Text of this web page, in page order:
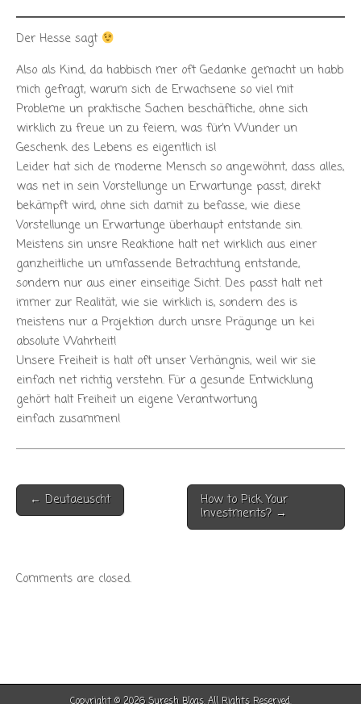
Der Hesse sagt
Also als Kind, da habbisch mer oft Gedanke gemacht un habb
mich gefragt, warum sich de Erwachsene so viel mit
Probleme un praktische Sachen beschäftiche, ohne sich
wirklich zu freue un zu feiern, was für’n Wunder un
Geschenk des Lebens es eigentlich is!
Leider hat sich de moderne Mensch so angewöhnt, dass alles,
was net in sein Vorstellunge un Erwartunge passt, direkt
bekämpft wird, ohne sich damit zu befasse, wie diese
Vorstellunge un Erwartunge überhaupt entstande sin.
Meistens sin unsre Reaktione halt net wirklich aus einer
ganzheitliche un umfassende Betrachtung entstande,
sondern nur aus einer einseitige Sicht. Des passt halt net
immer zur Realität, wie sie wirklich is, sondern des is
meistens nur a Projektion durch unsre Prägunge un kei
absolute Wahrheit!
Unsere Freiheit is halt oft unser Verhängnis, weil wir sie
einfach net richtig verstehn. Für a gesunde Entwicklung
gehört halt Freiheit un eigene Verantwortung
einfach zusammen!
Post
navigation
← Deutaeuscht How to Pick Your
Investments? →
Comments are closed.